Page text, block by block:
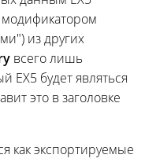
из других
всего лишь
EX5 будет являться
это в заголовке
как экспортируемые